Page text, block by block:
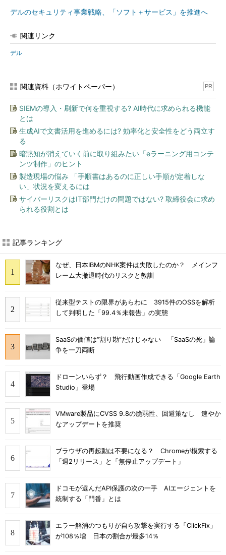
デルのセキュリティ事業戦略、「ソフト＋サービス」を推進へ
関連リンク
デル
関連資料（ホワイトペーパー） PR
SIEMの導入・刷新で何を重視する? AI時代に求められる機能
とは
生成AIで文書活用を進めるには? 効率化と安全性をどう両立す
る
暗黙知が消えていく前に取り組みたい「eラーニング用コンテ
ンツ制作」のヒント
製造現場の悩み 「手順書はあるのに正しい手順が定着しな
い」状況を変えるには
サイバーリスクはIT部門だけの問題ではない? 取締役会に求め
られる役割とは
記事ランキング
なぜ、日本IBMのNHK案件は失敗したのか？ メインフ
レーム大撤退時代のリスクと教訓
従来型テストの限界があらわに 3915件のOSSを解析
して判明した「99.4％未報告」の実態
SaaSの価値は“割り勘”だけじゃない 「SaaSの死」論
争を一刀両断
ドローンいらず？ 飛行動画作成できる「Google Earth
Studio」登場
VMware製品にCVSS 9.8の脆弱性、回避策なし 速やか
なアップデートを推奨
ブラウザの再起動は不要になる？ Chromeが模索する
「週2リリース」と「無停止アップデート」
ドコモが選んだAPI保護の次の一手 AIエージェントを
統制する「門番」とは
エラー解消のつもりが自ら攻撃を実行する「ClickFix」
が108％増 日本の割合が最多14％